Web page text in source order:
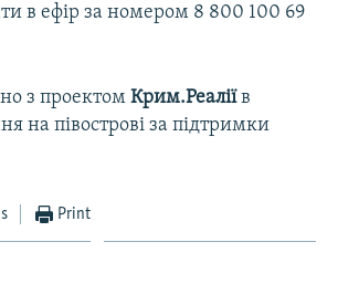
в ефір за номером 8 800 100 69
з проектомКрим.Реаліїв
на півострові за підтримки
Print